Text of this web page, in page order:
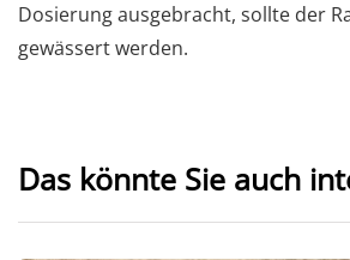
Dosierung ausgebracht, sollte der
gewässert werden.
Das könnte Sie auch